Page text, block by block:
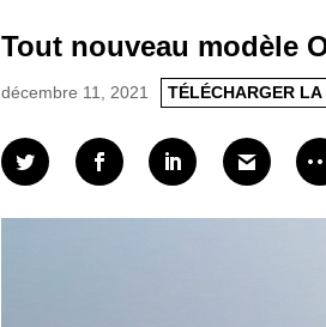
Tout nouveau modèle
décembre 11, 2021 TÉLÉCHARGER LA